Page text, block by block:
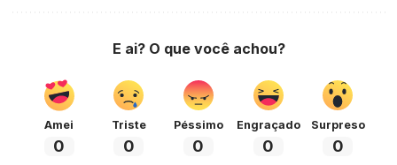
E ai? O que você achou?
Amei
0
Triste
0
Péssimo
0
Engraçado
0
Surpreso
0